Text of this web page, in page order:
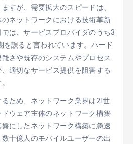
すが、需要拡大のスピードは、
ネットワークにおける技術革新
は、サービスプロバイダのうち3
を誤ると言われています。ハード
さや既存のシステムやプロセス
適切なサービス提供を阻害する
ため、ネットワーク業界は21世
ウェア主体のネットワーク構築
にしたネットワーク構築に急速
十億人のモバイルユーザーの出